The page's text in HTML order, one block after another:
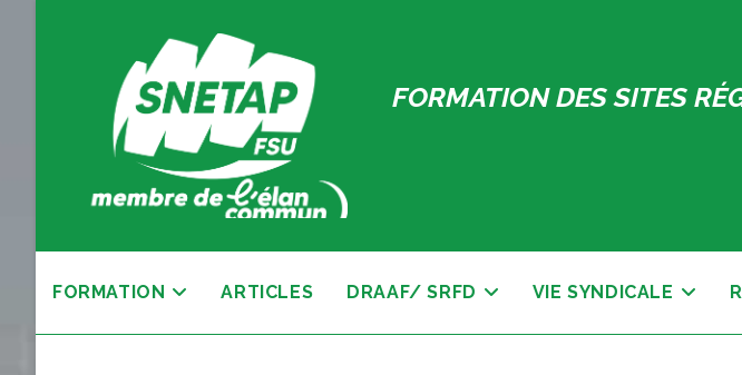
FORMATION DES SITES
FORMATION ARTICLES DRAAF/ SRFD VIE SYNDICALE